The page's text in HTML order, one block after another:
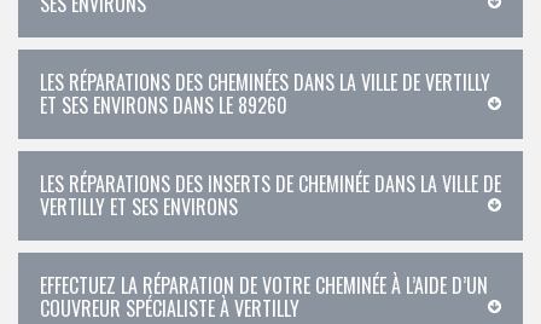
LES RÉPARATIONS DES CHEMINÉES DANS LA VILLE DE VERTILLY
ET SES ENVIRONS DANS LE 89260
LES RÉPARATIONS DES INSERTS DE CHEMINÉE DANS LA VILLE DE
VERTILLY ET SES ENVIRONS
EFFECTUEZ LA RÉPARATION DE VOTRE CHEMINÉE À L’AIDE D’UN
COUVREUR SPÉCIALISTE À VERTILLY